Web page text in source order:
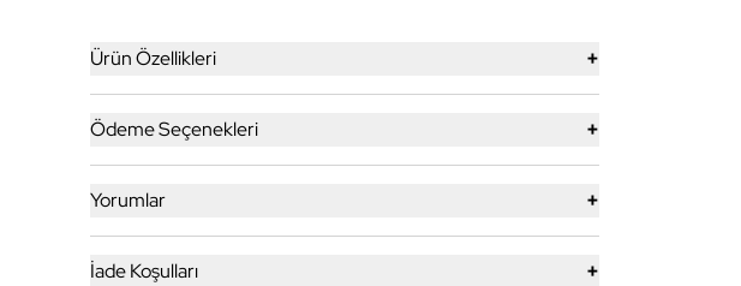
Ürün Özellikleri +
Ödeme Seçenekleri +
Yorumlar +
İade Koşulları +